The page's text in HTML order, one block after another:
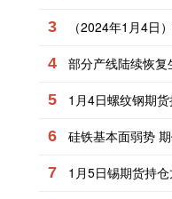
3 （2024年1月4日
4 部分产线陆续恢
5 1月4日螺纹钢期
6 硅铁基本面弱势
7 1月5日锡期货持